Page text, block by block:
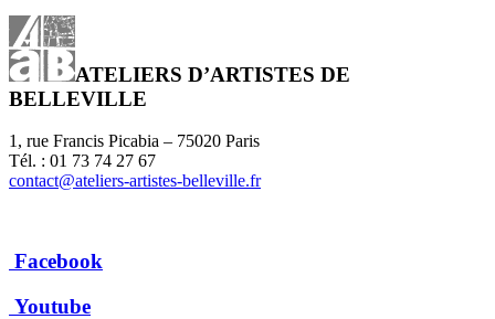
ATELIERS D’ARTISTES DE
BELLEVILLE
1, rue Francis Picabia – 75020 Paris
Tél. : 01 73 74 27 67
contact@ateliers-artistes-belleville.fr
Facebook
Youtube